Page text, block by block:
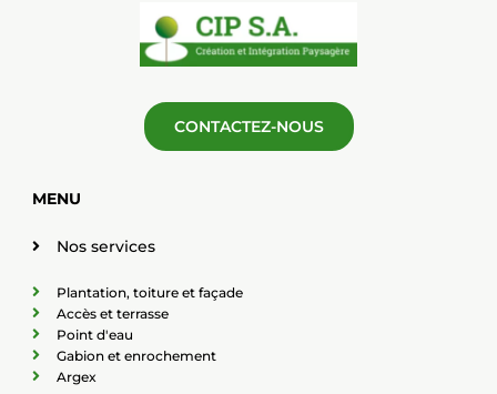
CONTACTEZ-NOUS
MENU
Nos services
Plantation, toiture et façade
Accès et terrasse
Point d'eau
Gabion et enrochement
Argex